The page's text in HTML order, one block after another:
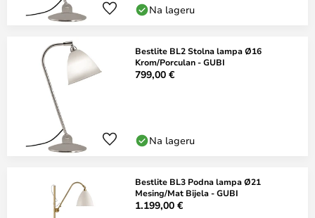
Na lageru
Bestlite BL2 Stolna lampa Ø16
Krom/Porculan - GUBI
799,00 €
Na lageru
Bestlite BL3 Podna lampa Ø21
Mesing/Mat Bijela - GUBI
1.199,00 €